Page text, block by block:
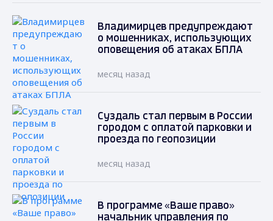
Владимирцев предупреждают
о мошенниках, использующих
оповещения об атаках БПЛА
месяц назад
Суздаль стал первым в России
городом с оплатой парковки и
проезда по геопозиции
месяц назад
В программе «Ваше право»
начальник управления по